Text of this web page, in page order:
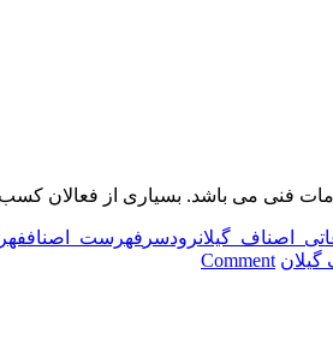
فنی می باشد. بسیاری از فعالان
اصناف گیلانرودسر فهرست اصناف
Comment
on